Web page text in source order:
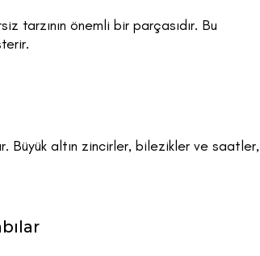
tarzının önemli bir parçasıdır. Bu
Büyük altın zincirler, bilezikler ve saatler,